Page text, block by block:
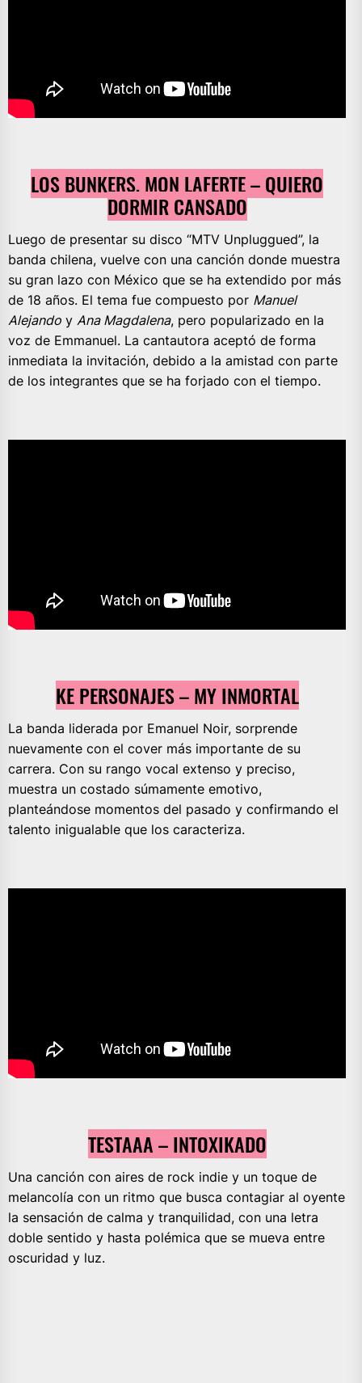
LOS BUNKERS, MON LAFERTE – QUIERO
DORMIR CANSADO
Luego de presentar su disco “MTV Unpluggued”, la
banda chilena, vuelve con una canción donde muestra
su gran lazo con México que se ha extendido por más
de 18 años. El tema fue compuesto por Manuel
Alejando y Ana Magdalena, pero popularizado en la
voz de Emmanuel. La cantautora aceptó de forma
inmediata la invitación, debido a la amistad con parte
de los integrantes que se ha forjado con el tiempo.
KE PERSONAJES – MY INMORTAL
La banda liderada por Emanuel Noir, sorprende
nuevamente con el cover más importante de su
carrera. Con su rango vocal extenso y preciso,
muestra un costado súmamente emotivo,
planteándose momentos del pasado y confirmando el
talento inigualable que los caracteriza.
TESTAAA – INTOXIKADO
Una canción con aires de rock indie y un toque de
melancolía con un ritmo que busca contagiar al oyente
la sensación de calma y tranquilidad, con una letra
doble sentido y hasta polémica que se mueva entre
oscuridad y luz.